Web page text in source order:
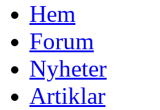
Hem
Forum
Nyheter
Artiklar